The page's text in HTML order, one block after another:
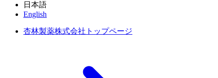
日本語
English
杏林製薬株式会社トップページ